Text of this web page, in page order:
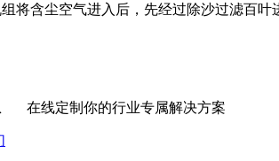
将含尘空气进入后，先经过‌除沙过滤百叶‌
在线定制你的行业专属解决方案